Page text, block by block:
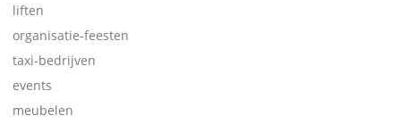
liften
organisatie-feesten
taxi-bedrijven
events
meubelen